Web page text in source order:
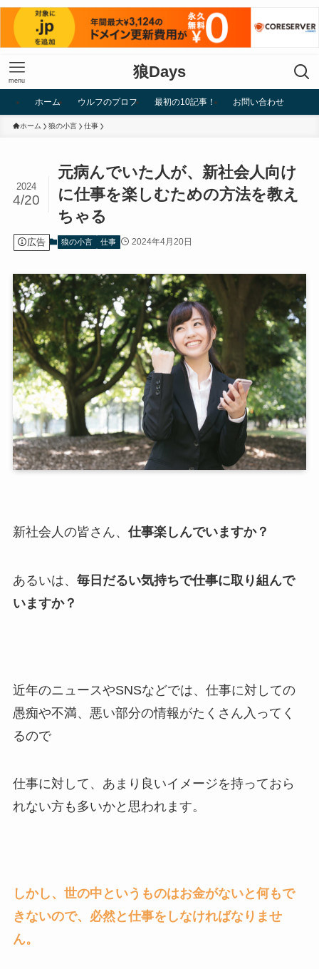
狼Days
menu
ホーム ウルフのプロフ 最初の10記事！ お問い合わせ
ホーム 狼の小言 仕事
元病んでいた人が、新社会人向け
に仕事を楽しむための方法を教え
ちゃる
2024
4/20
広告 狼の小言 仕事 2024年4月20日
新社会人の皆さん、 仕事楽しんでいますか？
あるいは、 毎日だるい気持ちで仕事に取り組んで
いますか？
近年のニュースやSNSなどでは、仕事に対しての
愚痴や不満、悪い部分の情報がたくさん入ってく
るので
仕事に対して、あまり良いイメージを持っておら
れない方も多いかと思われます。
しかし、世の中というものはお金がないと何もで
きないので、必然と仕事をしなければなりませ
ん。